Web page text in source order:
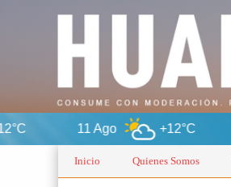
Ago +12°C
Inicio Quienes Somos